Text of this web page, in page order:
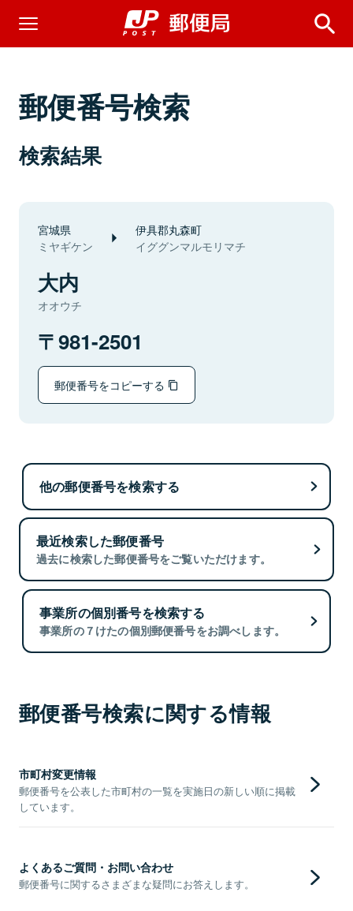
郵便番号検索
検索結果
宮城県
ミヤギケン
伊具郡丸森町
イググンマルモリマチ
大内
オオウチ
981-2501
郵便番号をコピーする
他の郵便番号を検索する
最近検索した郵便番号
過去に検索した郵便番号をご覧いただけます。
事業所の個別番号を検索する
事業所の７けたの個別郵便番号をお調べします。
郵便番号検索に関する情報
市町村変更情報
郵便番号を公表した市町村の一覧を実施日の新しい順に掲載
しています。
よくあるご質問・お問い合わせ
郵便番号に関するさまざまな疑問にお答えします。